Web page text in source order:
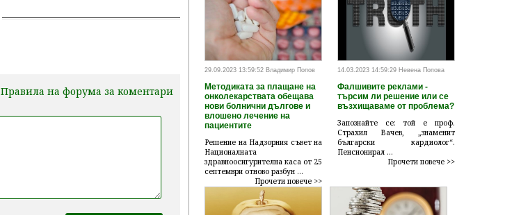
Правила на форума за коментари
29.09.2023 13:59:52 Владимир Попов
Методиката за плащане на
онколекарствата обещава
нови болнични дългове и
влошено лечение на
пациентите
Решение на Надзорния съвет на
Националната
здравноосигурителна каса от 25
септември отново разбун ...
Прочети повече >>
14.03.2023 14:59:29 Невена Попова
Фалшивите реклами -
търсим ли решение или се
възхищаваме от проблема?
Запознайте се: той е проф.
Страхил Вачев, „знаменит
български кардиолог“.
Пенсионирал ...
Прочети повече >>